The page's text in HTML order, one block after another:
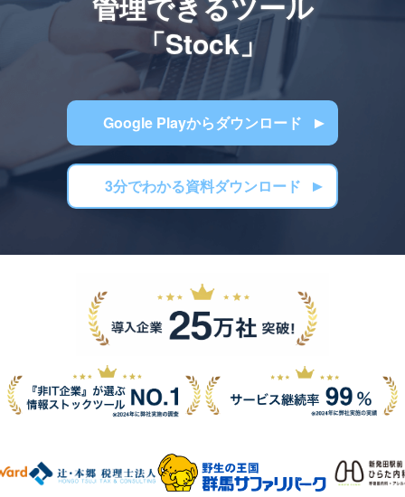
「Stock」
Google Playからダウンロード
3分でわかる資料ダウンロード